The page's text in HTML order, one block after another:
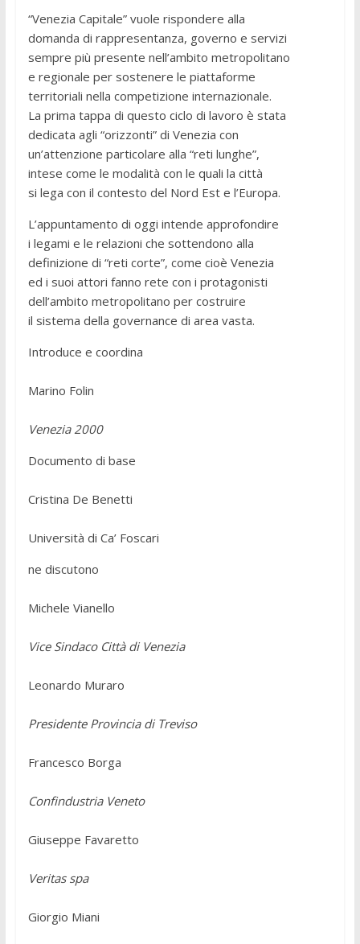
“Venezia Capitale” vuole rispondere alla
domanda di rappresentanza, governo e servizi
sempre più presente nell’ambito metropolitano
e regionale per sostenere le piattaforme
territoriali nella competizione internazionale.
La prima tappa di questo ciclo di lavoro è stata
dedicata agli “orizzonti” di Venezia con
un’attenzione particolare alla “reti lunghe”,
intese come le modalità con le quali la città
si lega con il contesto del Nord Est e l’Europa.
L’appuntamento di oggi intende approfondire
i legami e le relazioni che sottendono alla
definizione di “reti corte”, come cioè Venezia
ed i suoi attori fanno rete con i protagonisti
dell’ambito metropolitano per costruire
il sistema della governance di area vasta.
Introduce e coordina
Marino Folin
Venezia 2000
Documento di base
Cristina De Benetti
Università di Ca’ Foscari
ne discutono
Michele Vianello
Vice Sindaco Città di Venezia
Leonardo Muraro
Presidente Provincia di Treviso
Francesco Borga
Confindustria Veneto
Giuseppe Favaretto
Veritas spa
Giorgio Miani